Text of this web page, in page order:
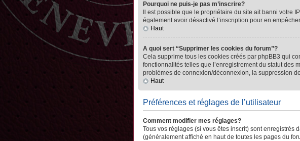
Pourquoi ne puis-je pas m’inscrire?
Il est possible que le propriétaire du site ait banni votre
également avoir désactivé l’inscription pour en
Haut
A quoi sert “Supprimer les cookies du forum”?
Cela supprime tous les cookies créés par phpBB3 qui
fonctionnalités telles que l’enregistrement du statut des
problèmes de connexion/déconnexion, la suppression
Haut
Préférences et réglages de l’utilisateur
Comment modifier mes réglages?
Tous vos réglages (si vous êtes inscrit) sont enregistrés
(généralement affiché en haut de toutes les pages du